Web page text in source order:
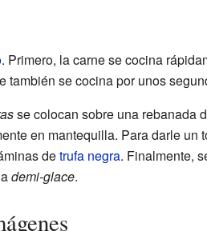
. Primero, la carne se cocina
también se cocina por unos
se colocan sobre una rebanada
en mantequilla. Para darle un
detrufa negra. Finalmente,
demi-glace.